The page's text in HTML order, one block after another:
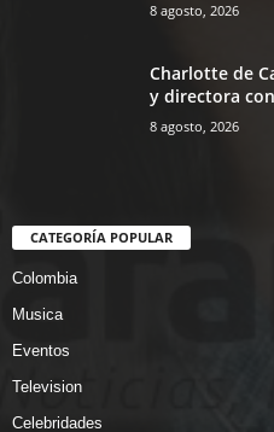
8 agosto, 2026
Charlotte de
y directora
8 agosto, 2026
CATEGORÍA POPULAR
Colombia
Musica
Eventos
Television
Celebridades